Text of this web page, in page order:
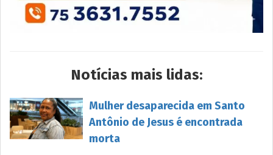
Notícias mais lidas:
Mulher desaparecida em Santo
Antônio de Jesus é encontrada
morta